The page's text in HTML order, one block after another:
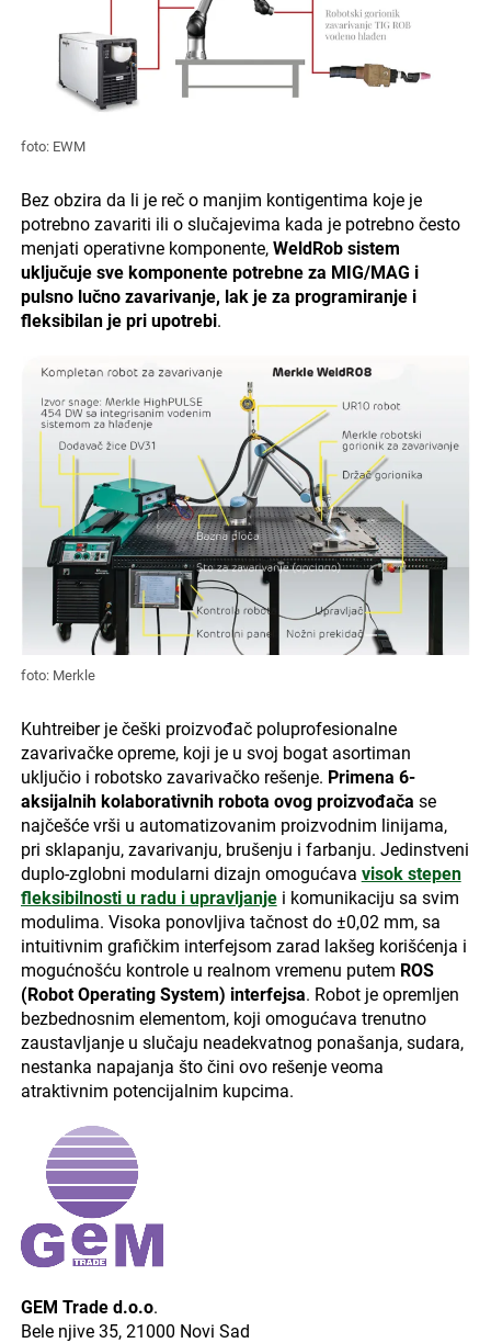
foto: EWM
Bez obzira da li je reč o manjim kontigentima koje je
potrebno zavariti ili o slučajevima kada je potrebno često
menjati operativne komponente, WeldRob sistem
uključuje sve komponente potrebne za MIG/MAG i
pulsno lučno zavarivanje, lak je za programiranje i
fleksibilan je pri upotrebi.
foto: Merkle
Kuhtreiber je češki proizvođač poluprofesionalne
zavarivačke opreme, koji je u svoj bogat asortiman
uključio i robotsko zavarivačko rešenje. Primena 6-
aksijalnih kolaborativnih robota ovog proizvođača se
najčešće vrši u automatizovanim proizvodnim linijama,
pri sklapanju, zavarivanju, brušenju i farbanju. Jedinstveni
duplo-zglobni modularni dizajn omogućava visok stepen
fleksibilnosti u radu i upravljanjei komunikaciju sa svim
modulima. Visoka ponovljiva tačnost do ±0,02 mm, sa
intuitivnim grafičkim interfejsom zarad lakšeg korišćenja i
mogućnošću kontrole u realnom vremenu putem ROS
(Robot Operating System) interfejsa. Robot je opremljen
bezbednosnim elementom, koji omogućava trenutno
zaustavljanje u slučaju neadekvatnog ponašanja, sudara,
nestanka napajanja što čini ovo rešenje veoma
atraktivnim potencijalnim kupcima.
GEM Trade d.o.o.
Bele njive 35, 21000 Novi Sad